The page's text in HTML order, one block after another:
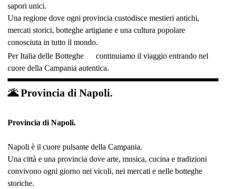
sapori unici.
Una regione dove ogni provincia custodisce mestieri antichi,
mercati storici, botteghe artigiane e una cultura popolare
conosciuta in tutto il mondo.
Per Italia delle Botteghe
continuiamo il viaggio entrando nel
cuore della Campania autentica.
🌋 Provincia di Napoli.
Provincia di Napoli.
Napoli è il cuore pulsante della Campania.
Una città e una provincia dove arte, musica, cucina e tradizioni
convivono ogni giorno nei vicoli, nei mercati e nelle botteghe
storiche.